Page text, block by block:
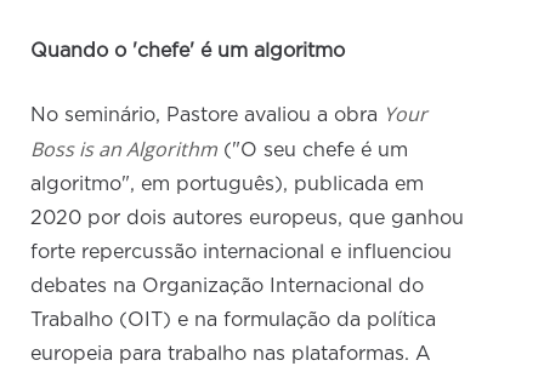
Quando o 'chefe' é um algoritmo
No seminário, Pastore avaliou a obra Your
Boss is an Algorithm ("O seu chefe é um
algoritmo", em português), publicada em
2020 por dois autores europeus, que ganhou
forte repercussão internacional e influenciou
debates na Organização Internacional do
Trabalho (OIT) e na formulação da política
europeia para trabalho nas plataformas. A